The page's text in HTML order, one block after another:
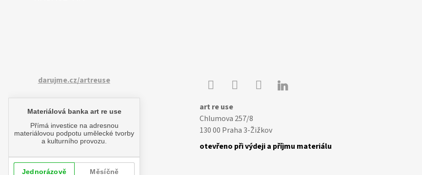
darujme.cz/artreuse 
art re use
Chlumova 257/8
130 00 Praha 3-Žižkov
otevřeno při výdeji a příjmu materiálu